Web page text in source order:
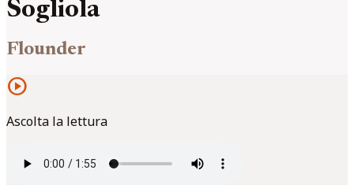
Sogliola
Flounder
play_circle
Ascolta la lettura